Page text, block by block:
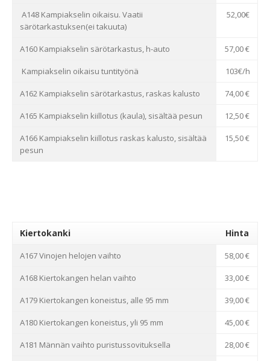
A148 Kampiakselin oikaisu. Vaatii
särötarkastuksen(ei takuuta)
52,00€
A160 Kampiakselin särötarkastus, h-auto 57,00 €
Kampiakselin oikaisu tuntityönä 103€/h
A162 Kampiakselin särötarkastus, raskas kalusto 74,00 €
A165 Kampiakselin kiillotus (kaula), sisältää pesun 12,50 €
A166 Kampiakselin kiillotus raskas kalusto, sisältää
pesun
15,50 €
Kiertokanki Hinta
A167 Vinojen helojen vaihto 58,00 €
A168 Kiertokangen helan vaihto 33,00 €
A179 Kiertokangen koneistus, alle 95 mm 39,00 €
A180 Kiertokangen koneistus, yli 95 mm 45,00 €
A181 Männän vaihto puristussovituksella 28,00 €